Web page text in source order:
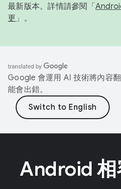
最新版本。詳情請參閱「
更 」。
Google 會運用 AI 技術將內容
能會出錯。
Android 相